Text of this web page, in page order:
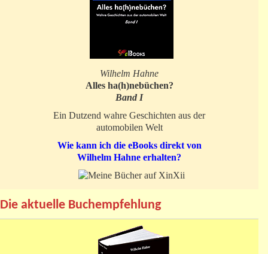
Wilhelm Hahne
Alles ha(h)nebüchen?
Band I
Ein Dutzend wahre Geschichten aus der
automobilen Welt
Wie kann ich die eBooks direkt von
Wilhelm Hahne erhalten?
Die aktuelle Buchempfehlung